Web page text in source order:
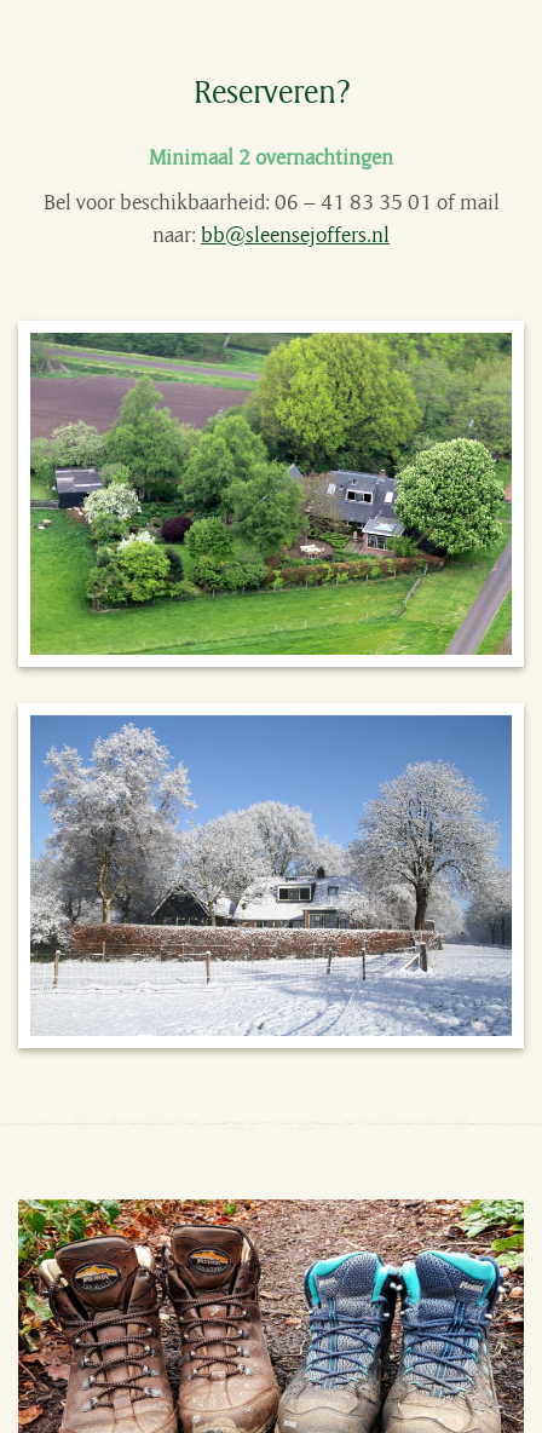
Reserveren?
Minimaal 2 overnachtingen
Bel voor beschikbaarheid: 06 – 41 83 35 01 of mail
naar: bb@sleensejoffers.nl